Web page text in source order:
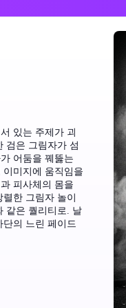
있는 주제가 괴
검은 그림자가 섬
어둠을 꿰뚫는
미지에 움직임을
피사체의 몸을
한 그림자 놀이
같은 퀄리티로. 날
단의 느린 페이드